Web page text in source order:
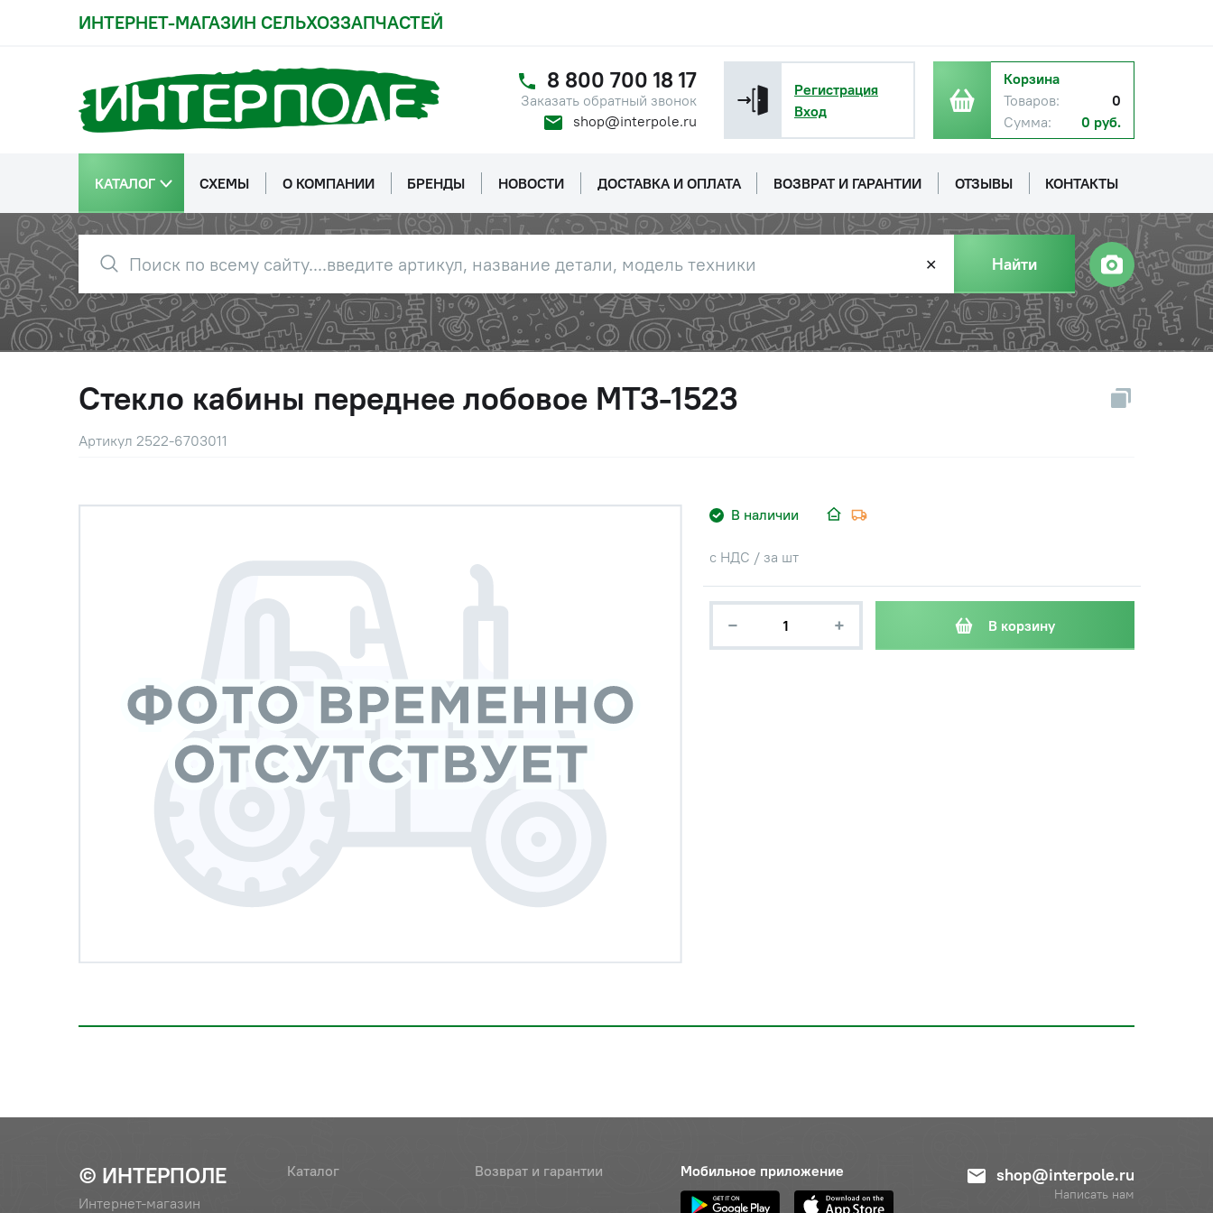
ИНТЕРНЕТ-МАГАЗИН СЕЛЬХОЗЗАПЧАСТЕЙ
8 800 700 18 17
Заказать обратный звонок
shop@interpole.ru
Регистрация
Вход
Корзина
Товаров:
0
Сумма:
0 руб.
КАТАЛОГ СХЕМЫ О КОМПАНИИ БРЕНДЫ НОВОСТИ ДОСТАВКА И ОПЛАТА ВОЗВРАТ И ГАРАНТИИ ОТЗЫВЫ КОНТАКТЫ
✕ Найти
Стекло кабины переднее лобовое МТЗ-1523
Артикул 2522-6703011
В наличии
с НДС / за шт
− + В корзину
© ИНТЕРПОЛЕ
Интернет-магазин
Каталог Возврат и гарантии Мобильное приложение shop@interpole.ru
Написать нам